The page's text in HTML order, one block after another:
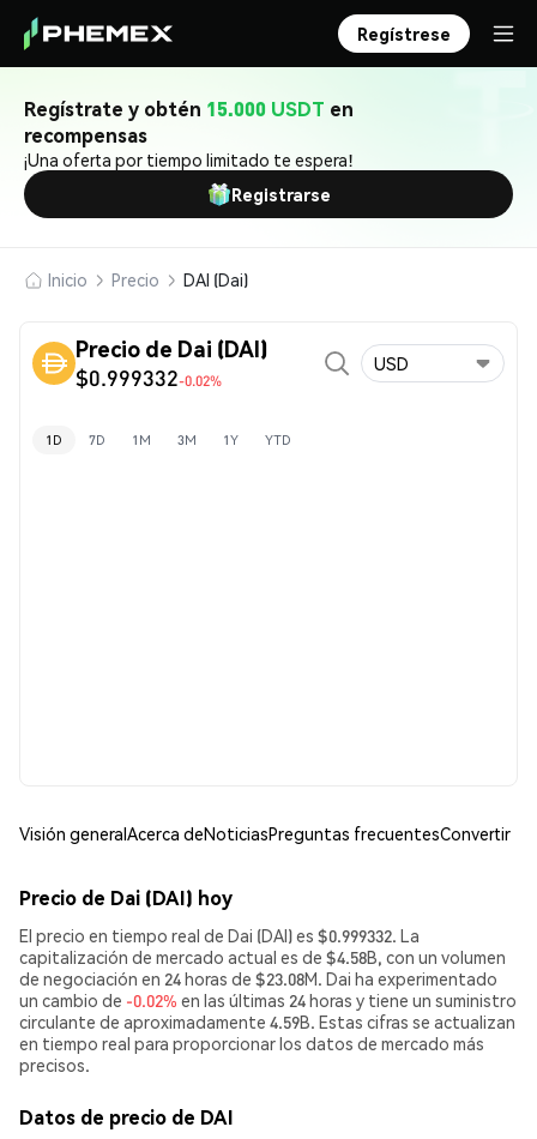
Regístrese
Regístrate y obtén 15.000 USDT en
recompensas
¡Una oferta por tiempo limitado te espera!
Registrarse
Inicio Precio DAI (Dai)
Precio de Dai (DAI)
$0.999332-0.02%
USD
1D 7D 1M 3M 1Y YTD
Visión generalAcerca deNoticiasPreguntas frecuentesConvertir
Precio de Dai (DAI) hoy
El precio en tiempo real de Dai (DAI) es $0.999332. La
capitalización de mercado actual es de $4.58B, con un volumen
de negociación en 24 horas de $23.08M. Dai ha experimentado
un cambio de -0.02% en las últimas 24 horas y tiene un suministro
circulante de aproximadamente 4.59B. Estas cifras se actualizan
en tiempo real para proporcionar los datos de mercado más
precisos.
Datos de precio de DAI